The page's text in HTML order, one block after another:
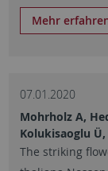
Mehr
07.01.2020
Mohrholz A,
Kolukisaoglu Ü,
The striking